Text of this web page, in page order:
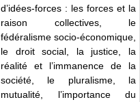
d’idées-forces : les forces et la
raison collectives, le
fédéralisme socio-économique,
le droit social, la justice, la
réalité et l’immanence de la
société, le pluralisme, la
mutualité, l’importance du